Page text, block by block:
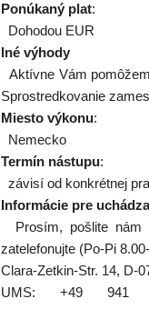
Ponúkaný plat:
Dohodou EUR
Iné výhody
Aktívne Vám
Sprostredkovanie
Miesto výkonu:
Nemecko
Termín nástupu:
závisí od konkrétnej
Informácie pre
Prosím, pošlite nám
zatelefonujte (Po-Pi
Clara-Zetkin-Str. 14, D-
UMS: +49 941